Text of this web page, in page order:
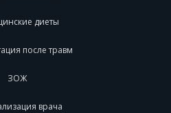
диеты
после травм
ЗОЖ
врача